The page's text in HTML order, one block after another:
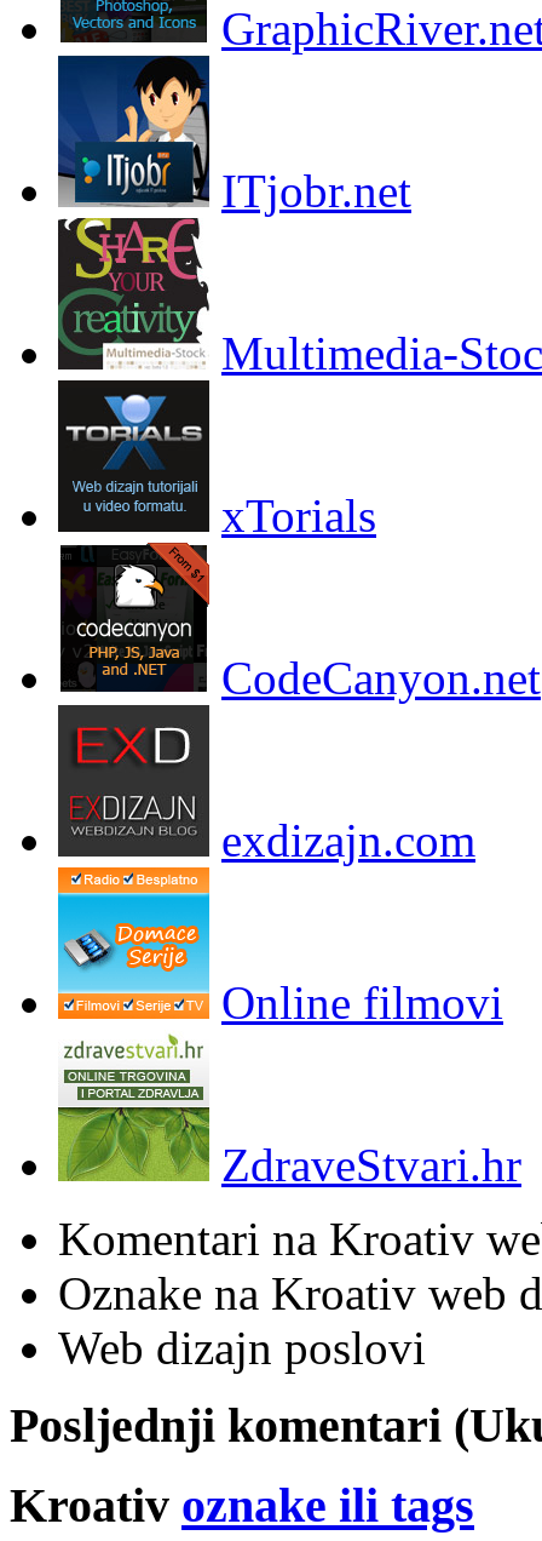
ITjobr.net
Multimedia-
xTorials
CodeCanyon.net
exdizajn.com
Online filmovi
ZdraveStvari.hr
Komentari na Kroativ
Oznake na Kroativ web
Web dizajn poslovi
Posljednji komentari
Kroativ oznake ili tags